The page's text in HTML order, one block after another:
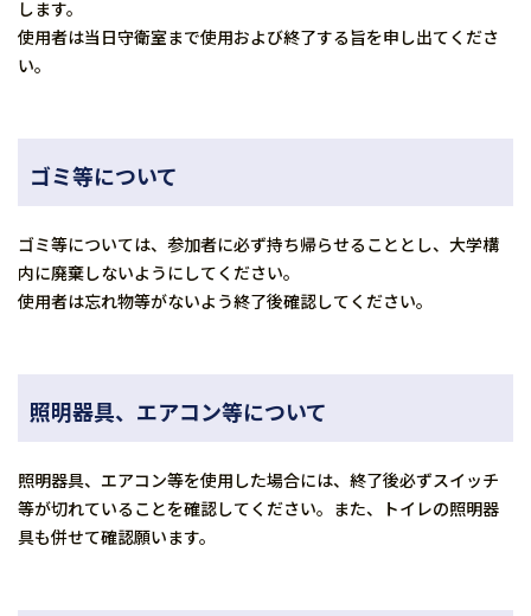
します。
使用者は当日守衛室まで使用および終了する旨を申し出てくださ
い。
ゴミ等について
ゴミ等については、参加者に必ず持ち帰らせることとし、大学構
内に廃棄しないようにしてください。
使用者は忘れ物等がないよう終了後確認してください。
照明器具、エアコン等について
照明器具、エアコン等を使用した場合には、終了後必ずスイッチ
等が切れていることを確認してください。また、トイレの照明器
具も併せて確認願います。